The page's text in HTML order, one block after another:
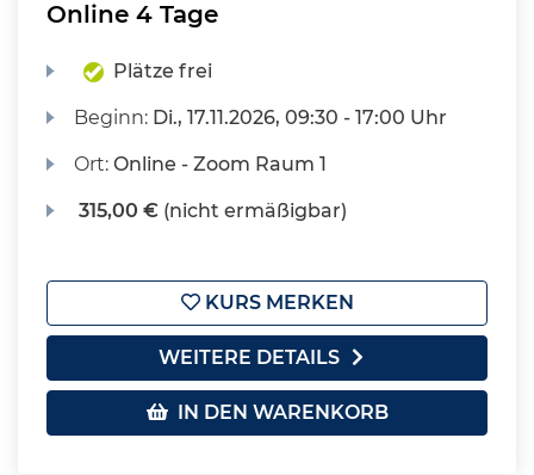
Online 4 Tage
Plätze frei
Beginn: Di., 17.11.2026, 09:30 - 17:00 Uhr
Ort:Online - Zoom Raum 1
315,00 € (nicht ermäßigbar)
KURS MERKEN
WEITERE DETAILS
IN DEN WARENKORB